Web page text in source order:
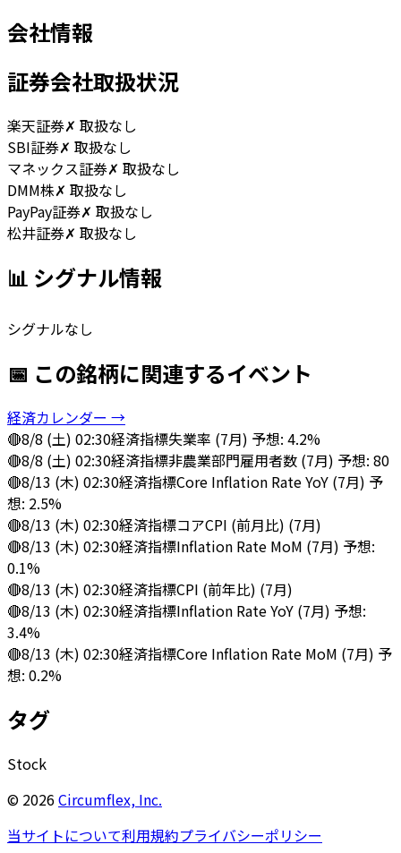
会社情報
証券会社取扱状況
楽天証券✗ 取扱なし
SBI証券✗ 取扱なし
マネックス証券✗ 取扱なし
DMM株✗ 取扱なし
PayPay証券✗ 取扱なし
松井証券✗ 取扱なし
📊 シグナル情報
シグナルなし
📅 この銘柄に関連するイベント
経済カレンダー →
🔴8/8 (土) 02:30経済指標失業率 (7月) 予想: 4.2%
🔴8/8 (土) 02:30経済指標非農業部門雇用者数 (7月) 予想: 80
🔴8/13 (木) 02:30経済指標Core Inflation Rate YoY (7月) 予
想: 2.5%
🔴8/13 (木) 02:30経済指標コアCPI (前月比) (7月)
🔴8/13 (木) 02:30経済指標Inflation Rate MoM (7月) 予想:
0.1%
🔴8/13 (木) 02:30経済指標CPI (前年比) (7月)
🔴8/13 (木) 02:30経済指標Inflation Rate YoY (7月) 予想:
3.4%
🔴8/13 (木) 02:30経済指標Core Inflation Rate MoM (7月) 予
想: 0.2%
タグ
Stock
© 2026Circumflex, Inc.
当サイトについて利用規約プライバシーポリシー